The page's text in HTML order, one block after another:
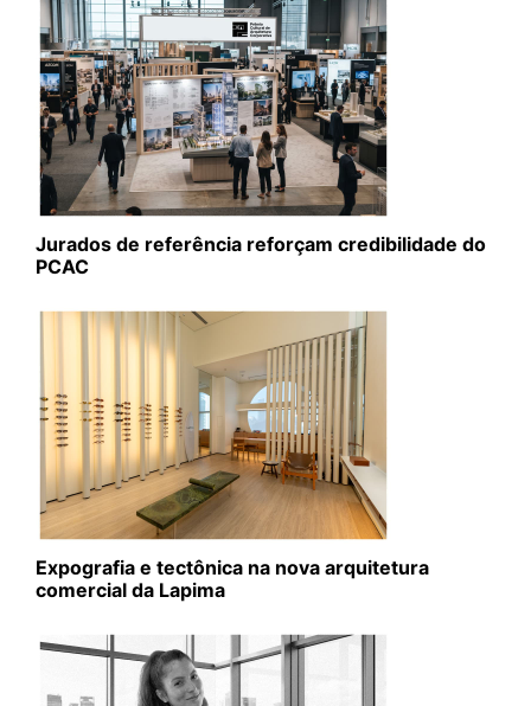
Jurados de referência reforçam credibilidade do
PCAC
Expografia e tectônica na nova arquitetura
comercial da Lapima